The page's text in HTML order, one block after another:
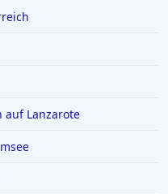
auf Lanzarote